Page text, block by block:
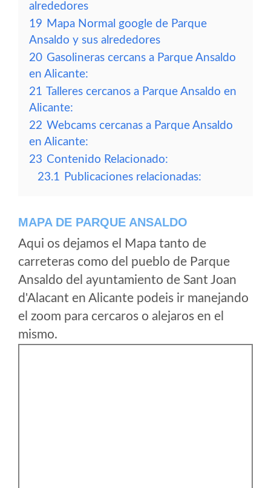
alrededores
19 Mapa Normal google de Parque
Ansaldo y sus alrededores
20 Gasolineras cercans a Parque Ansaldo
en Alicante:
21 Talleres cercanos a Parque Ansaldo en
Alicante:
22 Webcams cercanas a Parque Ansaldo
en Alicante:
23 Contenido Relacionado:
23.1 Publicaciones relacionadas:
MAPA DE PARQUE ANSALDO
Aqui os dejamos el Mapa tanto de
carreteras como del pueblo de Parque
Ansaldo del ayuntamiento de Sant Joan
d'Alacant en Alicante podeis ir manejando
el zoom para cercaros o alejaros en el
mismo.